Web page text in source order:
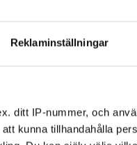
Reklaminställningar
ditt IP-nummer, och
kunna tillhandahålla